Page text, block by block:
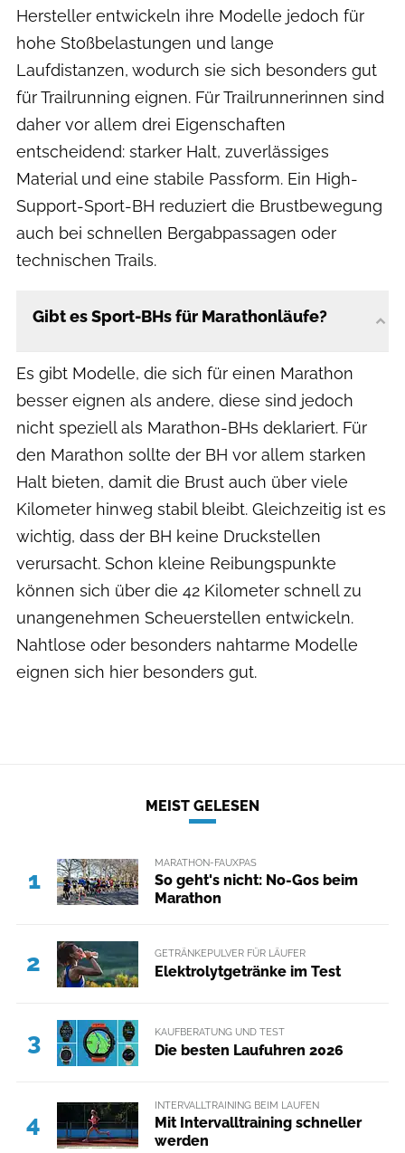
Hersteller entwickeln ihre Modelle jedoch für
hohe Stoßbelastungen und lange
Laufdistanzen, wodurch sie sich besonders gut
für Trailrunning eignen. Für Trailrunnerinnen sind
daher vor allem drei Eigenschaften
entscheidend: starker Halt, zuverlässiges
Material und eine stabile Passform. Ein High-
Support-Sport-BH reduziert die Brustbewegung
auch bei schnellen Bergabpassagen oder
technischen Trails.
Gibt es Sport-BHs für Marathonläufe?
Es gibt Modelle, die sich für einen Marathon
besser eignen als andere, diese sind jedoch
nicht speziell als Marathon-BHs deklariert. Für
den Marathon sollte der BH vor allem starken
Halt bieten, damit die Brust auch über viele
Kilometer hinweg stabil bleibt. Gleichzeitig ist es
wichtig, dass der BH keine Druckstellen
verursacht. Schon kleine Reibungspunkte
können sich über die 42 Kilometer schnell zu
unangenehmen Scheuerstellen entwickeln.
Nahtlose oder besonders nahtarme Modelle
eignen sich hier besonders gut.
MEIST GELESEN
1
MARATHON-FAUXPAS
So geht's nicht: No-Gos beim
Marathon
2 GETRÄNKEPULVER FÜR LÄUFER
Elektrolytgetränke im Test
3 KAUFBERATUNG UND TEST
Die besten Laufuhren 2026
4
INTERVALLTRAINING BEIM LAUFEN
Mit Intervalltraining schneller
werden